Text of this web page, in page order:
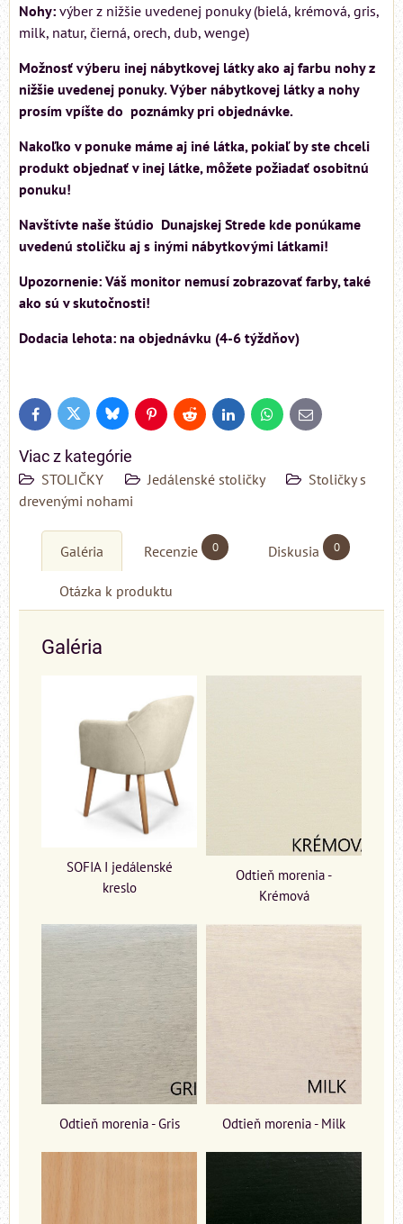
Nohy: výber z nižšie uvedenej ponuky (bielá, krémová, gris,
milk, natur, čierná, orech, dub, wenge)
Možnosť výberu inej nábytkovej látky ako aj farbu nohy z
nižšie uvedenej ponuky. Výber nábytkovej látky a nohy
prosím vpíšte do poznámky pri objednávke.
Nakoľko v ponuke máme aj iné látka, pokiaľ by ste chceli
produkt objednať v inej látke, môžete požiadať osobitnú
ponuku!
Navštívte naše štúdio Dunajskej Strede kde ponúkame
uvedenú stoličku aj s inými nábytkovými látkami!
Upozornenie: Váš monitor nemusí zobrazovať farby, také
ako sú v skutočnosti!
Dodacia lehota: na objednávku (4-6 týždňov)
FacebookTwitter BlueskyPinterestReddit LinkedInWhatsApp
E-
mail
Viac z kategórie
STOLIČKY Jedálenské stoličky
Stoličky s
drevenými nohami
Galéria Recenzie 0 Diskusia 0
Otázka k produktu
Galéria
SOFIA I jedálenské
kreslo
Odtieň morenia -
Krémová
Odtieň morenia - Gris Odtieň morenia - Milk